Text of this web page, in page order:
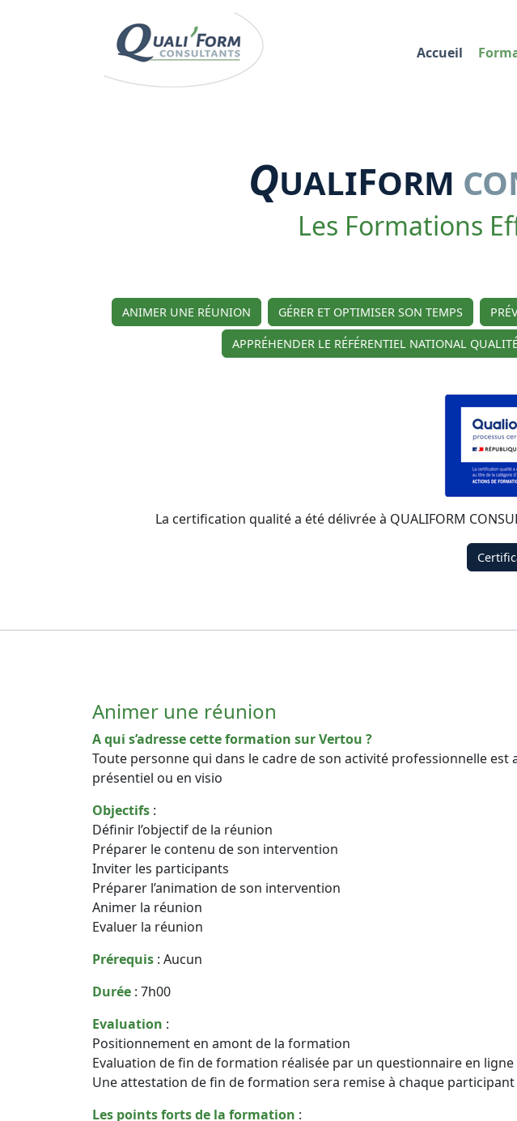
Accueil
QUALIFORM
Les Formations
ANIMER UNE RÉUNION GÉRER ET OPTIMISER SON TEMPS
APPRÉHENDER LE RÉFÉRENTIEL NATIONAL
La certification qualité a été délivrée à QUALIFORM
Animer une réunion
A qui s’adresse cette formation sur Vertou ?
Toute personne qui dans le cadre de son activité professionnelle
présentiel ou en visio
Objectifs :
Définir l’objectif de la réunion
Préparer le contenu de son intervention
Inviter les participants
Préparer l’animation de son intervention
Animer la réunion
Evaluer la réunion
Prérequis : Aucun
Durée : 7h00
Evaluation :
Positionnement en amont de la formation
Evaluation de fin de formation réalisée par un questionnaire en ligne
Une attestation de fin de formation sera remise à chaque participant
Les points forts de la formation :